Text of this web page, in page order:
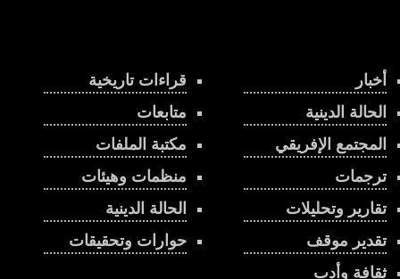
قراءات تاريخية
متابعات
مكتبة الملفات
منظمات وهيئات
الحالة الدينية
حوارات وتحقيقات
أخبار
الحالة الدينية
المجتمع الإفريقي
ترجمات
تقارير وتحليلات
تقدير موقف
ثقافة وأدب